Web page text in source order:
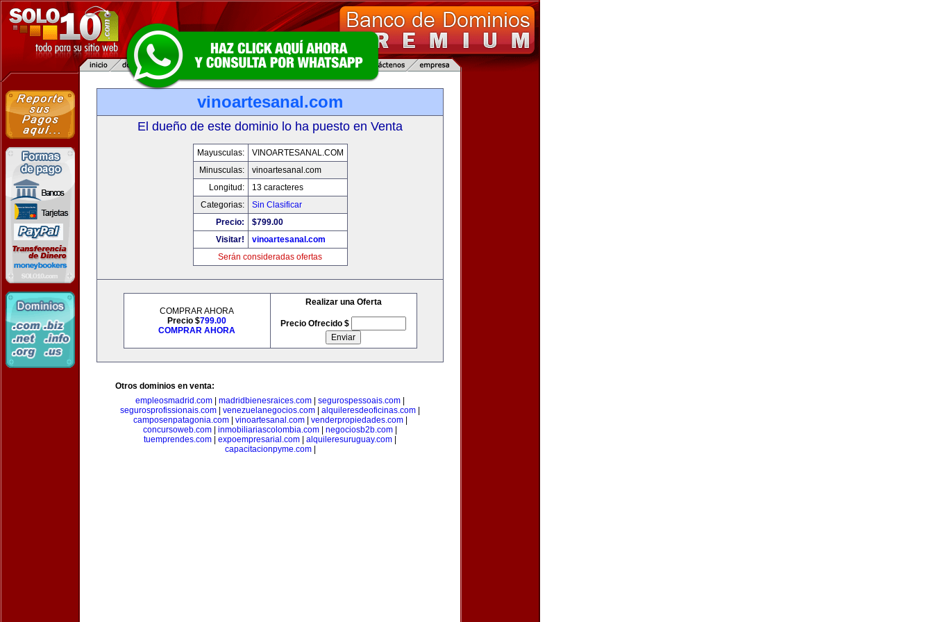
vinoartesanal.com
El dueño de este dominio lo ha puesto en Venta
Mayusculas:
VINOARTESANAL.COM
Minusculas:
vinoartesanal.com
Longitud:
13 caracteres
Categorias:
Sin Clasificar
Precio:
$799.00
Visitar!
vinoartesanal.com
Serán consideradas ofertas
COMPRAR AHORA
Precio $799.00
COMPRAR AHORA
Realizar una Oferta
Precio Ofrecido $
Otros dominios en venta:
empleosmadrid.com
madridbienesraices.com segurospessoais.com
segurosprofissionais.com
venezuelanegocios.com alquileresdeoficinas.com
camposenpatagonia.com| vinoartesanal.com| venderpropiedades.com|
concursoweb.com
inmobiliariascolombia.com negociosb2b.com
tuemprendes.com
expoempresarial.com alquileresuruguay.com
capacitacionpyme.com|